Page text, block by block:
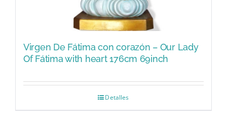
Virgen De Fátima con corazón – Our Lady
Of Fátima with heart 176cm 69inch
Detalles